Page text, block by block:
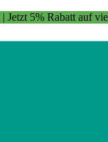
| Jetzt 5% Rabatt auf